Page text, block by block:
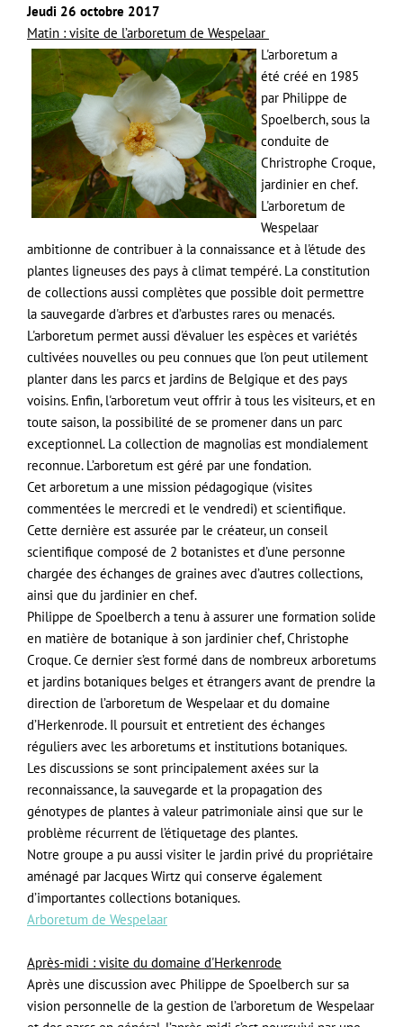
Jeudi 26 octobre 2017
Matin : visite de l’arboretum de Wespelaar
L'arboretum a
été créé en 1985
par Philippe de
Spoelberch, sous la
conduite de
Christrophe Croque,
jardinier en chef.
L'arboretum de
Wespelaar
ambitionne de contribuer à la connaissance et à l'étude des
plantes ligneuses des pays à climat tempéré. La constitution
de collections aussi complètes que possible doit permettre
la sauvegarde d'arbres et d’arbustes rares ou menacés.
L'arboretum permet aussi d'évaluer les espèces et variétés
cultivées nouvelles ou peu connues que l'on peut utilement
planter dans les parcs et jardins de Belgique et des pays
voisins. Enfin, l'arboretum veut offrir à tous les visiteurs, et en
toute saison, la possibilité de se promener dans un parc
exceptionnel. La collection de magnolias est mondialement
reconnue. L’arboretum est géré par une fondation.
Cet arboretum a une mission pédagogique (visites
commentées le mercredi et le vendredi) et scientifique.
Cette dernière est assurée par le créateur, un conseil
scientifique composé de 2 botanistes et d’une personne
chargée des échanges de graines avec d’autres collections,
ainsi que du jardinier en chef.
Philippe de Spoelberch a tenu à assurer une formation solide
en matière de botanique à son jardinier chef, Christophe
Croque. Ce dernier s’est formé dans de nombreux arboretums
et jardins botaniques belges et étrangers avant de prendre la
direction de l’arboretum de Wespelaar et du domaine
d’Herkenrode. Il poursuit et entretient des échanges
réguliers avec les arboretums et institutions botaniques.
Les discussions se sont principalement axées sur la
reconnaissance, la sauvegarde et la propagation des
génotypes de plantes à valeur patrimoniale ainsi que sur le
problème récurrent de l’étiquetage des plantes.
Notre groupe a pu aussi visiter le jardin privé du propriétaire
aménagé par Jacques Wirtz qui conserve également
d’importantes collections botaniques.
Arboretum de Wespelaar
Après-midi : visite du domaine d'Herkenrode
Après une discussion avec Philippe de Spoelberch sur sa
vision personnelle de la gestion de l’arboretum de Wespelaar